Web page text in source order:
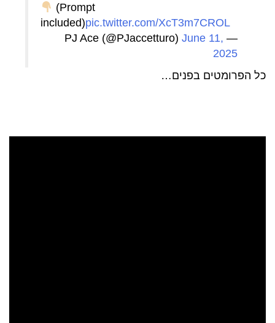
(Prompt
included)pic.twitter.com/XcT3m7CROL
— PJ Ace (@PJaccetturo)
June 11,
2025
כל הפרומטים בפנים…